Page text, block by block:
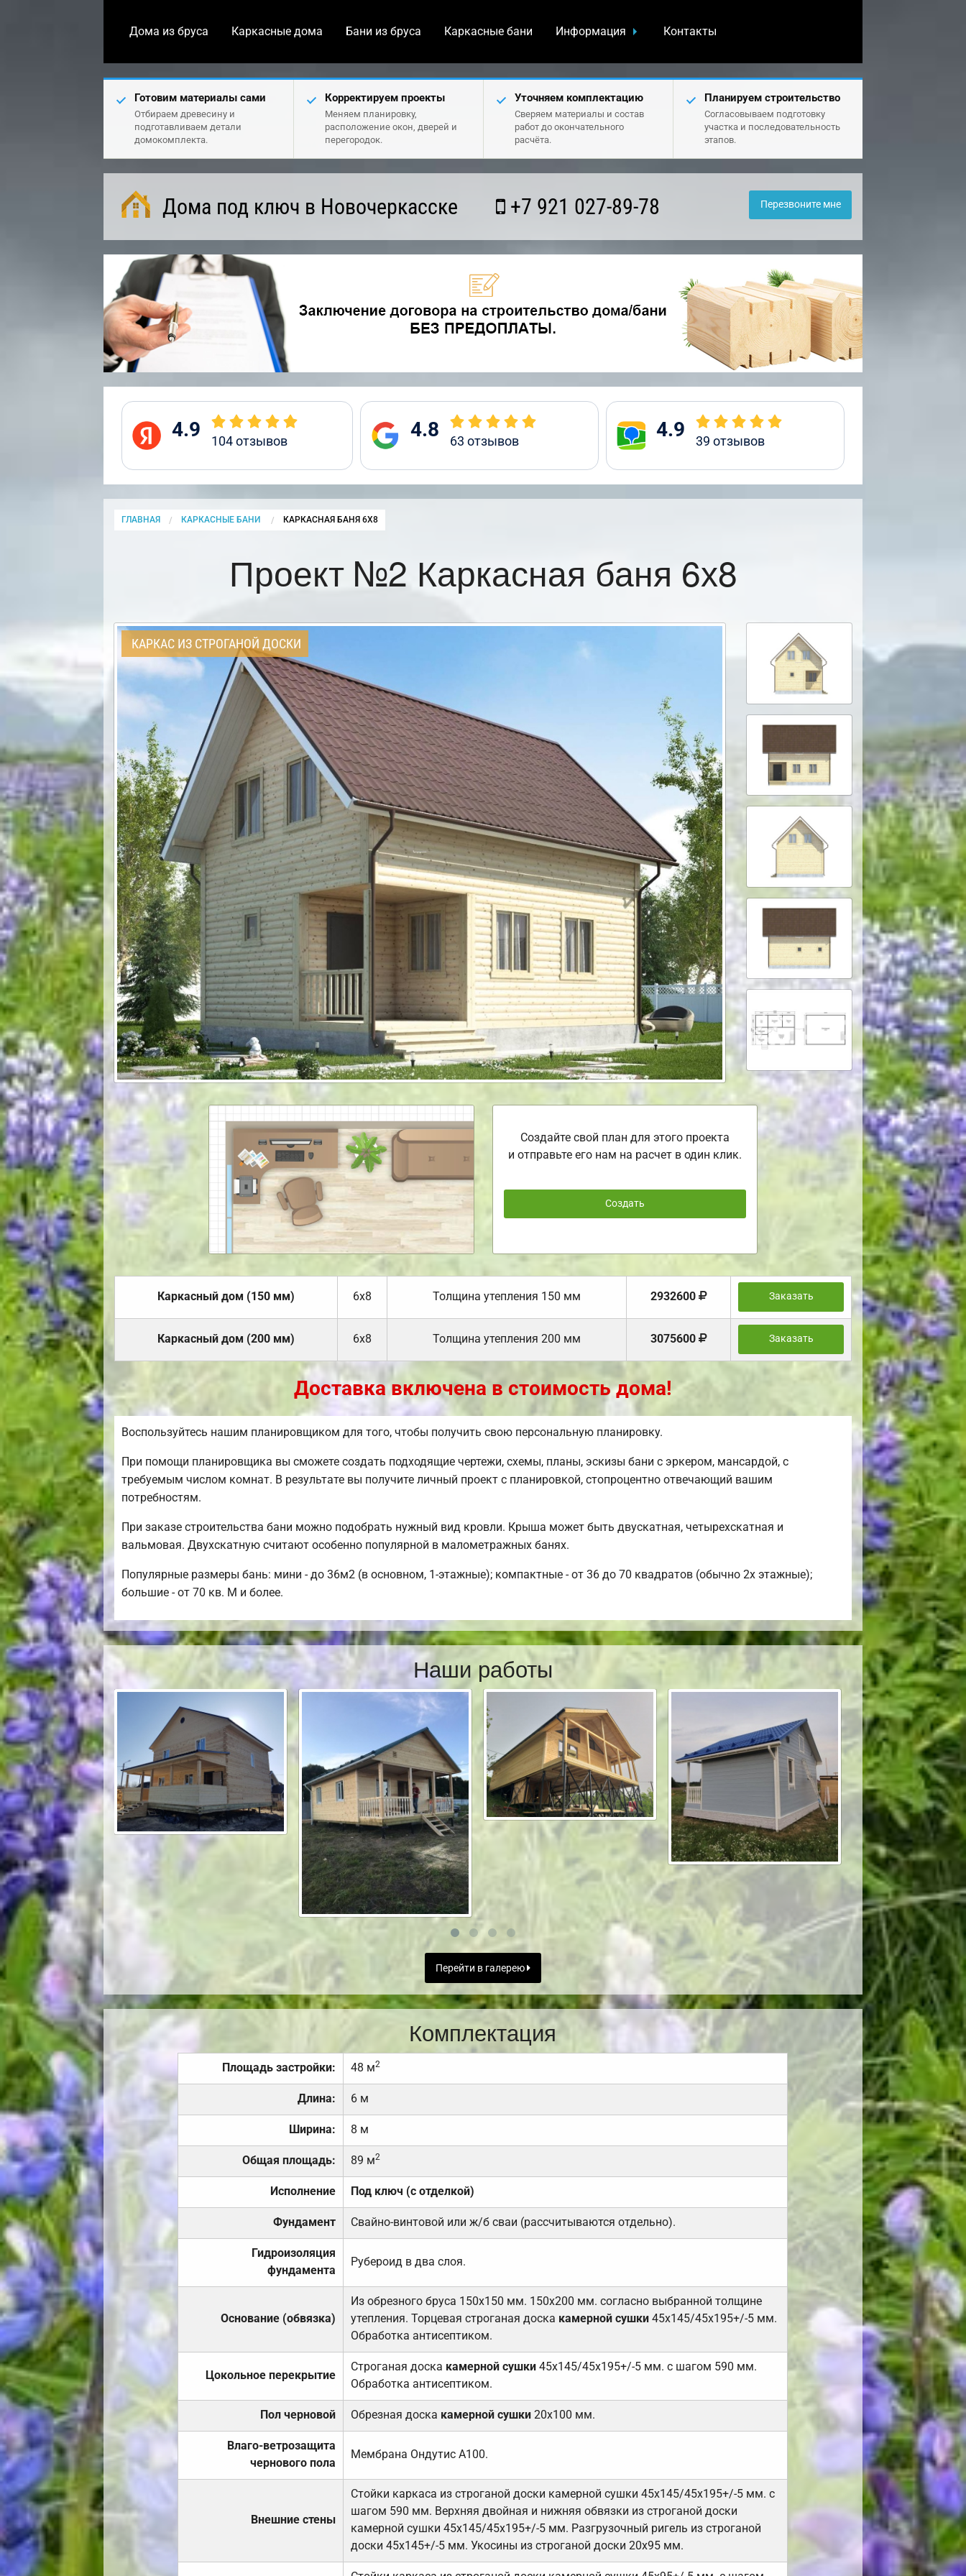
Дома из бруса Каркасные дома Бани из бруса Каркасные бани Информация Контакты
Готовим материалы сами
Отбираем древесину и
подготавливаем детали
домокомплекта.
Корректируем проекты
Меняем планировку,
расположение окон, дверей и
перегородок.
Уточняем комплектацию
Сверяем материалы и состав
работ до окончательного
расчёта.
Планируем строительство
Согласовываем подготовку
участка и последовательность
этапов.
Дома под ключ в Новочеркасске +7 921 027-89-78 Перезвоните мне
4.9 104отзывов 4.8 63 отзывов 4.9 39 отзывов
ГЛАВНАЯ КАРКАСНЫЕ БАНИ CURRENT:
КАРКАСНАЯ БАНЯ 6Х8
Проект №2 Каркасная баня 6х8
КАРКАС ИЗ СТРОГАНОЙ ДОСКИ
Создайте свой план для этого проекта
и отправьте его нам на расчет в один клик.
Создать
Каркасный дом (150 мм) 6х8 Толщина утепления 150 мм 2932600 Заказать
Каркасный дом (200 мм) 6х8 Толщина утепления 200 мм 3075600 Заказать
Доставка включена в стоимость дома!
Воспользуйтесь нашим планировщиком для того, чтобы получить свою персональную планировку.
При помощи планировщика вы сможете создать подходящие чертежи, схемы, планы, эскизы бани с эркером, мансардой, с
требуемым числом комнат. В результате вы получите личный проект с планировкой, стопроцентно отвечающий вашим
потребностям.
При заказе строительства бани можно подобрать нужный вид кровли. Крыша может быть двускатная, четырехскатная и
вальмовая. Двухскатную считают особенно популярной в малометражных банях.
Популярные размеры бань: мини - до 36м2 (в основном, 1-этажные); компактные - от 36 до 70 квадратов (обычно 2х этажные);
большие - от 70 кв. М и более.
Наши работы
Перейти в галерею
Комплектация
Площадь застройки: 48 м2
Длина: 6 м
Ширина: 8 м
Общая площадь: 89 м2
Исполнение Под ключ (с отделкой)
Фундамент Свайно-винтовой или ж/б сваи (рассчитываются отдельно).
Гидроизоляция
фундамента
Рубероид в два слоя.
Основание (обвязка)
Из обрезного бруса 150х150 мм. 150х200 мм. согласно выбранной толщине
утепления. Торцевая строганая доска камерной сушки45х145/45х195+/-5 мм.
Обработка антисептиком.
Цокольное перекрытие
Строганая доска камерной сушки 45х145/45х195+/-5 мм. с шагом 590 мм.
Обработка антисептиком.
Пол черновой Обрезная доска камерной сушки20х100 мм.
Влаго-ветрозащита
чернового пола
Мембрана Ондутис А100.
Внешние стены
Стойки каркаса из строганой доски камерной сушки 45х145/45х195+/-5 мм. с
шагом 590 мм. Верхняя двойная и нижняя обвязки из строганой доски
камерной сушки 45х145/45х195+/-5 мм. Разгрузочный ригель из строганой
доски 45х145+/-5 мм. Укосины из строганой доски 20х95 мм.